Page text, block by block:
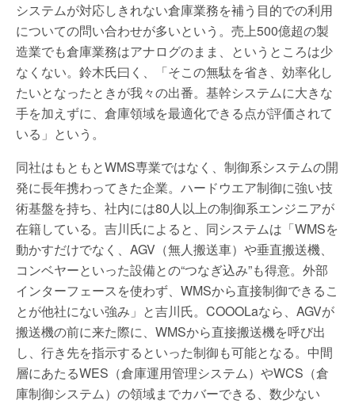
システムが対応しきれない倉庫業務を補う目的での利用
についての問い合わせが多いという。売上500億超の製
造業でも倉庫業務はアナログのまま、というところは少
なくない。鈴木氏曰く、「そこの無駄を省き、効率化し
たいとなったときが我々の出番。基幹システムに大きな
手を加えずに、倉庫領域を最適化できる点が評価されて
いる」という。
同社はもともとWMS専業ではなく、制御系システムの開
発に長年携わってきた企業。ハードウエア制御に強い技
術基盤を持ち、社内には80人以上の制御系エンジニアが
在籍している。吉川氏によると、同システムは「WMSを
動かすだけでなく、AGV（無人搬送車）や垂直搬送機、
コンベヤーといった設備との“つなぎ込み”も得意。外部
インターフェースを使わず、WMSから直接制御できるこ
とが他社にない強み」と吉川氏。COOOLaなら、AGVが
搬送機の前に来た際に、WMSから直接搬送機を呼び出
し、行き先を指示するといった制御も可能となる。中間
層にあたるWES（倉庫運用管理システム）やWCS（倉
庫制御システム）の領域までカバーできる、数少ない